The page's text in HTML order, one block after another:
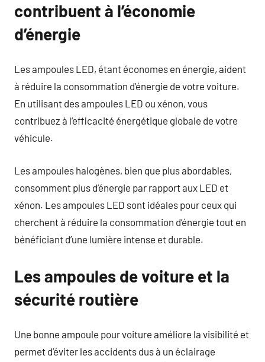
contribuent à l’économie
d’énergie
Les ampoules LED, étant économes en énergie, aident
à réduire la consommation d’énergie de votre voiture.
En utilisant des ampoules LED ou xénon, vous
contribuez à l’efficacité énergétique globale de votre
véhicule.
Les ampoules halogènes, bien que plus abordables,
consomment plus d’énergie par rapport aux LED et
xénon. Les ampoules LED sont idéales pour ceux qui
cherchent à réduire la consommation d’énergie tout en
bénéficiant d’une lumière intense et durable.
Les ampoules de voiture et la
sécurité routière
Une bonne ampoule pour voiture améliore la visibilité et
permet d’éviter les accidents dus à un éclairage